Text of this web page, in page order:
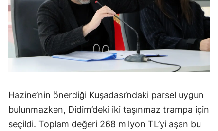
Hazine’nin önerdiği Kuşadası’ndaki parsel uygun
bulunmazken, Didim’deki iki taşınmaz trampa için
seçildi. Toplam değeri 268 milyon TL’yi aşan bu